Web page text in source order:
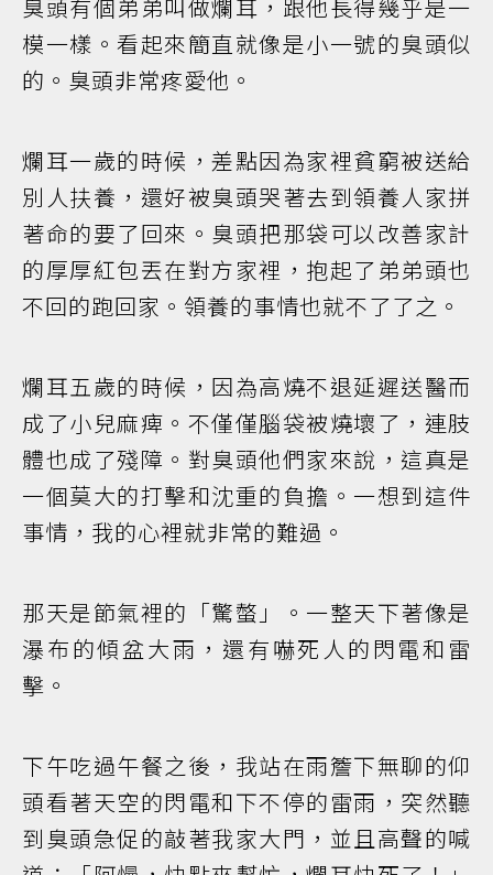
臭頭有個弟弟叫做爛耳，跟他長得幾乎是一
模一樣。看起來簡直就像是小一號的臭頭似
的。臭頭非常疼愛他。
爛耳一歲的時候，差點因為家裡貧窮被送給
別人扶養，還好被臭頭哭著去到領養人家拼
著命的要了回來。臭頭把那袋可以改善家計
的厚厚紅包丟在對方家裡，抱起了弟弟頭也
不回的跑回家。領養的事情也就不了了之。
爛耳五歲的時候，因為高燒不退延遲送醫而
成了小兒麻痺。不僅僅腦袋被燒壞了，連肢
體也成了殘障。對臭頭他們家來說，這真是
一個莫大的打擊和沈重的負擔。一想到這件
事情，我的心裡就非常的難過。
那天是節氣裡的「驚螫」。一整天下著像是
瀑布的傾盆大雨，還有嚇死人的閃電和雷
擊。
下午吃過午餐之後，我站在雨簷下無聊的仰
頭看著天空的閃電和下不停的雷雨，突然聽
到臭頭急促的敲著我家大門，並且高聲的喊